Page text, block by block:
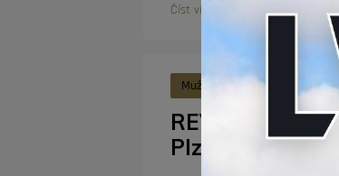
Číst více
Muži A 9. 3. 2026
REVIEW |
Plzeň